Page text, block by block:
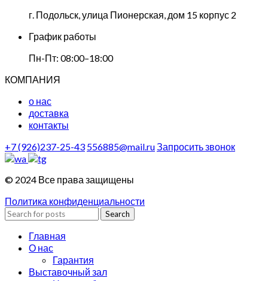
г. Подольск, улица Пионерская, дом 15 корпус 2
График работы
Пн-Пт: 08:00–18:00
КОМПАНИЯ
о нас
доставка
контакты
+7 (926)237-25-43 556885@mail.ruЗапросить звонок
© 2024 Все права защищены
Политика конфиденциальности
Search
Главная
О нас
Гарантия
Выставочный зал